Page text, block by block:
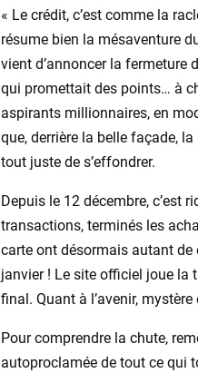
« Le crédit, c’est comme la
résume bien la mésaventure
vient d’annoncer la fermeture
qui promettait des points… à
aspirants millionnaires, en
que, derrière la belle façade,
tout juste de s’effondrer.
Depuis le 12 décembre, c’est
transactions, terminés les
carte ont désormais autant
janvier ! Le site officiel joue la
final. Quant à l’avenir,
Pour comprendre la chute,
autoproclamée de tout ce qui